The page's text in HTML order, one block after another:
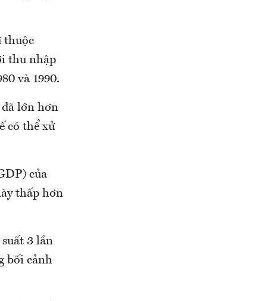
thuộc
thu nhập
và 1990.
lớn hơn
có thể xử
của
thấp hơn
3 lần
bối cảnh